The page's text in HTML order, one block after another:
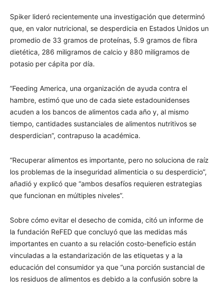
Spiker lideró recientemente una investigación que determinó
que, en valor nutricional, se desperdicia en Estados Unidos un
promedio de 33 gramos de proteínas, 5.9 gramos de fibra
dietética, 286 miligramos de calcio y 880 miligramos de
potasio per cápita por día.
“Feeding America, una organización de ayuda contra el
hambre, estimó que uno de cada siete estadounidenses
acuden a los bancos de alimentos cada año y, al mismo
tiempo, cantidades sustanciales de alimentos nutritivos se
desperdician”, contrapuso la académica.
“Recuperar alimentos es importante, pero no soluciona de raíz
los problemas de la inseguridad alimenticia o su desperdicio”,
añadió y explicó que “ambos desafíos requieren estrategias
que funcionan en múltiples niveles”.
Sobre cómo evitar el desecho de comida, citó un informe de
la fundación ReFED que concluyó que las medidas más
importantes en cuanto a su relación costo-beneficio están
vinculadas a la estandarización de las etiquetas y a la
educación del consumidor ya que “una porción sustancial de
los residuos de alimentos es debido a la confusión sobre la